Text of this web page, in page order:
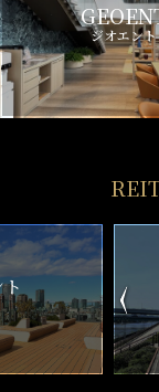
ジオエント
ン